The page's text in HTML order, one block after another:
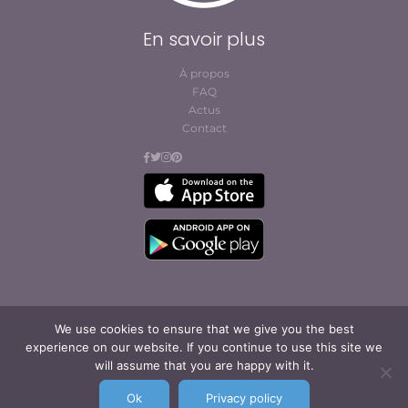
We use cookies to ensure that we give you the best
experience on our website. If you continue to use this site we
will assume that you are happy with it.
Ok Privacy policy
En savoir plus
À propos
FAQ
Actus
Contact
© Cofites 2023. All rights reserved.
Conditions générales
d’abonnement et
d’utilisation